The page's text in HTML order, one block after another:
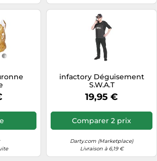
infactory Déguisement
S.W.A.T
19,95 €
Comparer 2 prix
Darty.com (Marketplace)
Livraison à 6,19 €